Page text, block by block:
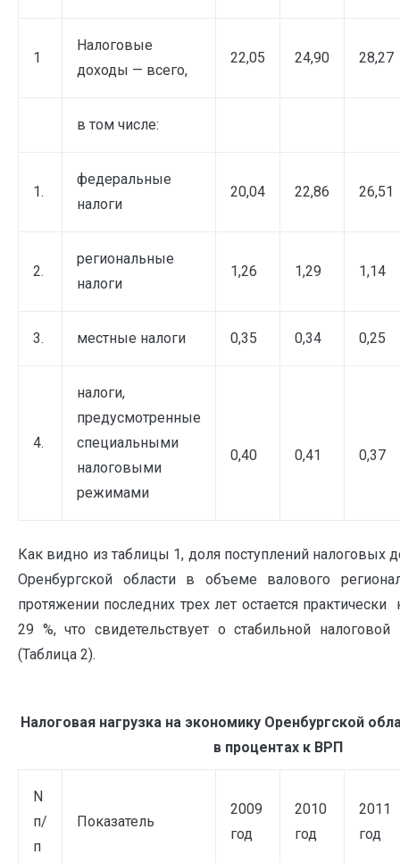
1
Налоговые
доходы — всего,
22,05 24,90 28,27
в том числе:
1.
федеральные
налоги
20,04 22,86 26,51
2.
региональные
налоги
1,26 1,29 1,14
3. местные налоги 0,35 0,34 0,25
4.
налоги,
предусмотренные
специальными
налоговыми
режимами
0,40 0,41 0,37
Как видно из таблицы 1, доля поступлений налоговых
Оренбургской области в объеме валового
протяжении последних трех лет остается
29 %, что свидетельствует о стабильной налоговой
(Таблица 2).
Налоговая нагрузка на экономику Оренбургской
в процентах к ВРП
N
п/
п
Показатель
2009
год
2010
год
2011
год